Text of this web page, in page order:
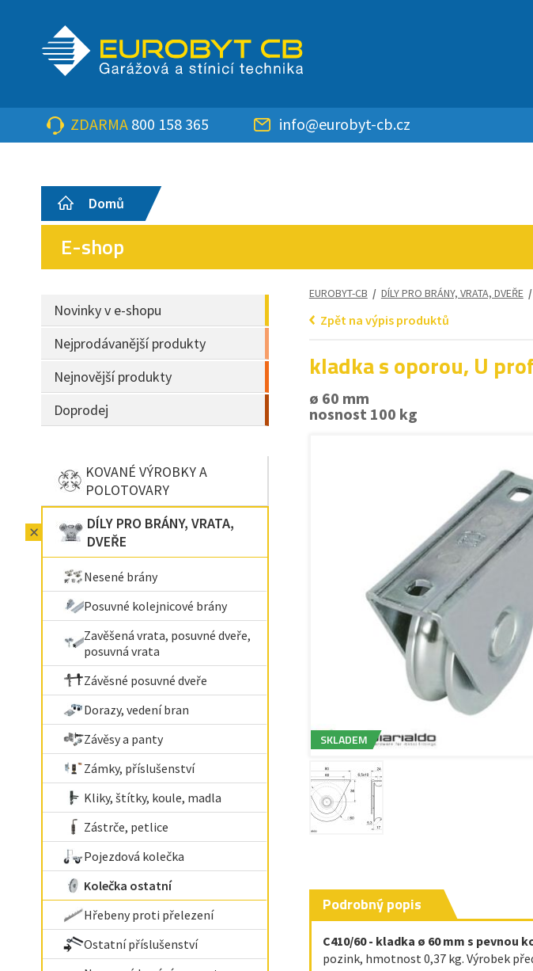
ZDARMA 800 158 365 info@eurobyt-cb.cz
Domů
E-shop
Novinky v e-shopu
Nejprodávanější produkty
Nejnovější produkty
Doprodej
KOVANÉ VÝROBKY A
POLOTOVARY
DÍLY PRO BRÁNY, VRATA,
DVEŘE
Nesené brány
Posuvné kolejnicové brány
Zavěšená vrata, posuvné dveře,
posuvná vrata
Závěsné posuvné dveře
Dorazy, vedení bran
Závěsy a panty
Zámky, příslušenství
Kliky, štítky, koule, madla
Zástrče, petlice
Pojezdová kolečka
Kolečka ostatní
Hřebeny proti přelezení
Ostatní příslušenství
EUROBYT-CB / DÍLY PRO BRÁNY, VRATA, DVEŘE/
Zpět na výpis produktů
kladka s oporou, U
ø 60 mm
nosnost 100 kg
SKLADEM
Podrobný popis
C410/60 - kladka ø 60 mm s
pozink, hmotnost 0,37 kg. Výrobek